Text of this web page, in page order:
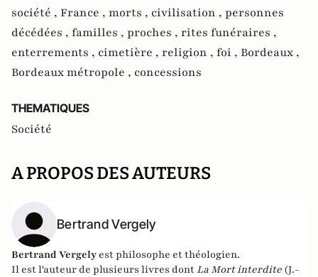
société , France , morts , civilisation , personnes
décédées , familles , proches , rites funéraires ,
enterrements , cimetière , religion , foi , Bordeaux ,
Bordeaux métropole , concessions
THEMATIQUES
Société
A PROPOS DES AUTEURS
Bertrand Vergely
Bertrand Vergely est philosophe et théologien.
Il est l'auteur de plusieurs livres dont La Mort interdite (J.-